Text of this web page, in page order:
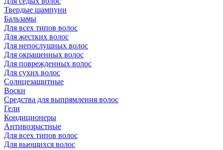
Твердые шампуни
Бальзамы
Для всех типов волос
Для жестких волос
Для непослушных волос
Для окрашенных волос
Для поврежденных волос
Для сухих волос
Солнцезащитные
Воски
Средства для выпрямления волос
Гели
Кондиционеры
Антивозрастные
Для всех типов волос
Для вьющихся волос